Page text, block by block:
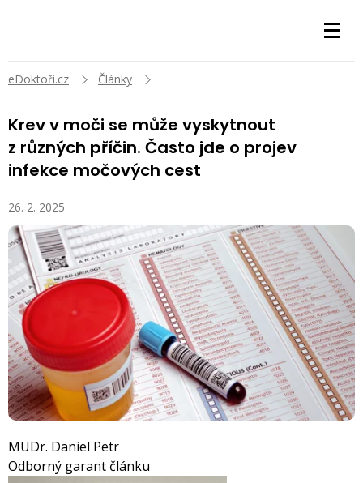
eDoktoři.cz Články
Krev v moči se může vyskytnout
z různých příčin. Často jde o projev
infekce močových cest
26. 2. 2025
MUDr. Daniel Petr
Odborný garant článku